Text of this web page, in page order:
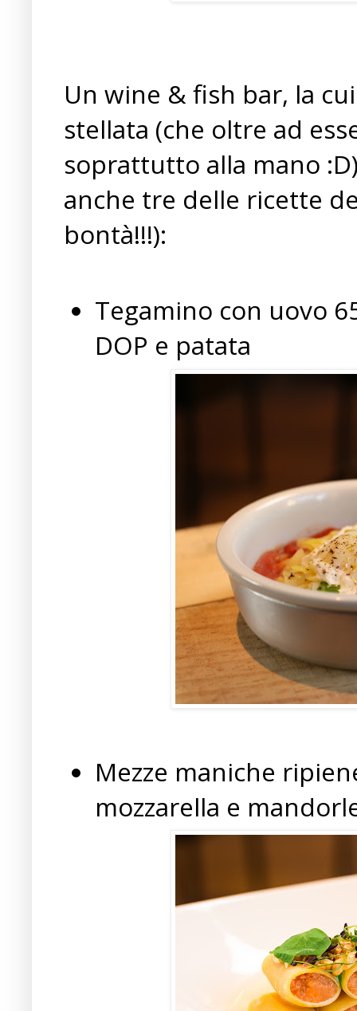
Un wine & fish bar, la
stellata (che oltre ad
soprattutto alla mano
anche tre delle ricette
bontà!!!):
Tegamino con uovo
DOP e patata
Mezze maniche
mozzarella e